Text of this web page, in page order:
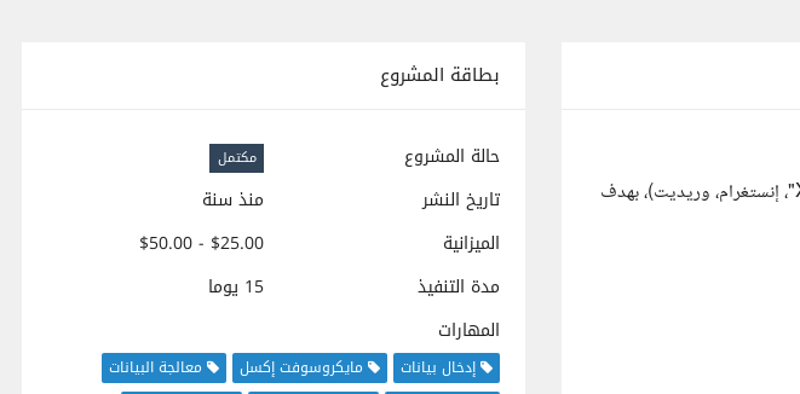
بطاقة المشروع
حالة المشروع مكتمل
تاريخ النشر
منذ سنة
الميزانية
$25.00 - $50.00
مدة التنفيذ
15 يوما
المهارات
إدخال بيانات مايكروسوفت إكسل
معالجة البيانات
أبحث عن شخص متخصص لجمع وتحليل البيانات من منصات التواصل الاجتماعي المختلفة مثل (فيسبوك، تويتر "X"، إنستغرام، وريديت)، بهدف